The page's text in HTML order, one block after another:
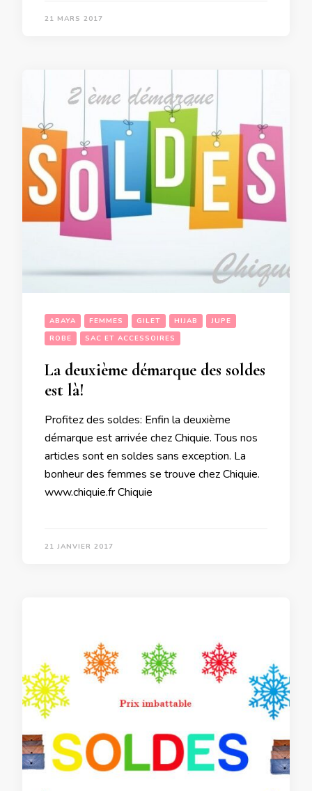
21 MARS 2017
ABAYA FEMMES GILET HIJAB
JUPE
ROBE
SAC ET ACCESSOIRES
La deuxième démarque des soldes
est là!
Profitez des soldes: Enfin la deuxième
démarque est arrivée chez Chiquie. Tous nos
articles sont en soldes sans exception. La
bonheur des femmes se trouve chez Chiquie.
www.chiquie.fr Chiquie
21 JANVIER 2017